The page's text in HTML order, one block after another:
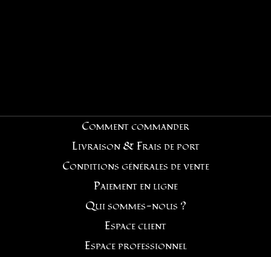
Comment commander
Livraison & Frais de port
Conditions générales de vente
Paiement en ligne
Qui sommes-nous ?
Espace client
Espace professionnel